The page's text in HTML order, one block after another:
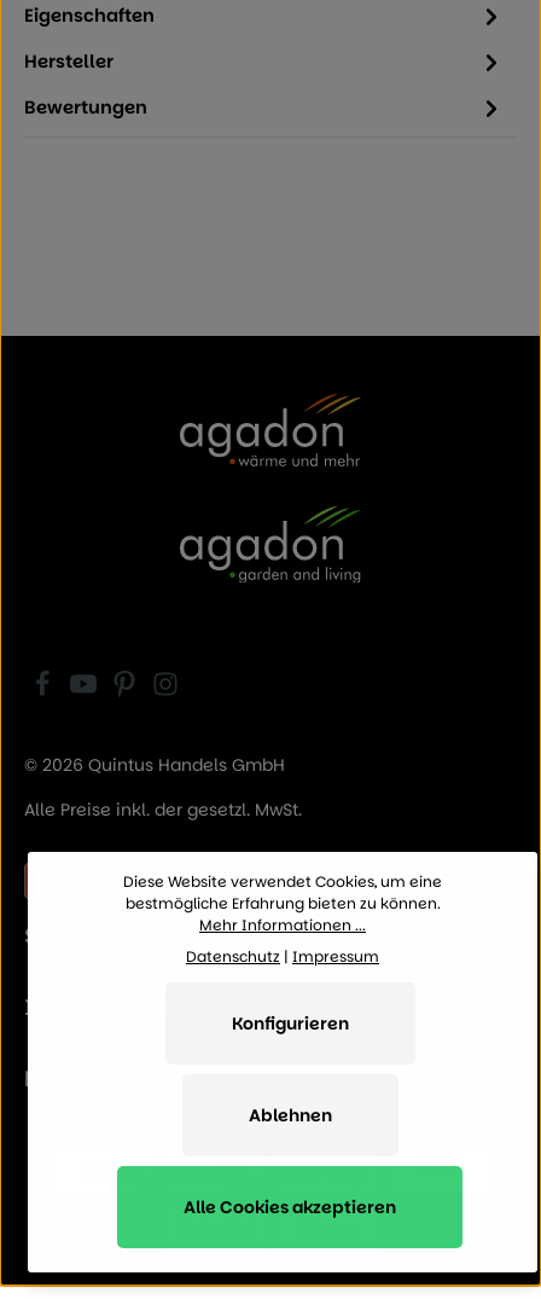
Eigenschaften
Hersteller
Bewertungen
© 2026 Quintus Handels GmbH
Alle Preise inkl. der gesetzl. MwSt.
Vertrag widerrufen
SERVICE
INFORMATION
KATEGORIEN
Diese Website verwendet Cookies, um eine
bestmögliche Erfahrung bieten zu können.
Mehr Informationen ...
Datenschutz | Impressum
Ablehnen
Konfigurieren
Alle Cookies akzeptieren